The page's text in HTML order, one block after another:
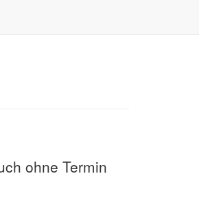
ohne Termin